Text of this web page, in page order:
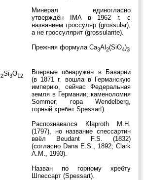
Минерал единогласно
утверждён IMA в 1962 г. с
названием гроссуляр (grossular),
а не гроссулярит (grossularite).
Прежняя формула Ca3Al 2(SiO4)3
2Si3O12
Впервые обнаружен в Баварии
(в 1871 г. вошла в Германскую
империю, сейчас Федеральная
земля в Германии; каменоломня
Sommer, гора Wendelberg,
горный хребет Spessart).
Распознавался Klaproth M.H.
(1797), но название спессартин
ввёл Beudant F.S. (1832)
(согласно Dana E.S., 1892; Clark
A.M., 1993).
Назван по горному хребту
Шпессарт (Spessart).